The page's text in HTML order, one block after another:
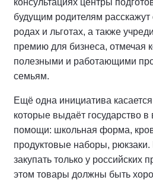
консультациях центры
будущим родителям
родах и льготах, а также
премию для бизнеса, отмечая
полезными и работающими
семьям.
Ещё одна инициатива
которые выдаёт государство в
помощи: школьная форма,
продуктовые наборы,
закупать только у российских
этом товары должны быть